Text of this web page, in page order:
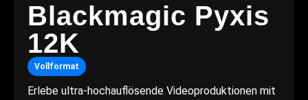
Blackmagic Pyxis
12K
Vollformat
Erlebe ultra-hochauflösende Videoproduktionen mit